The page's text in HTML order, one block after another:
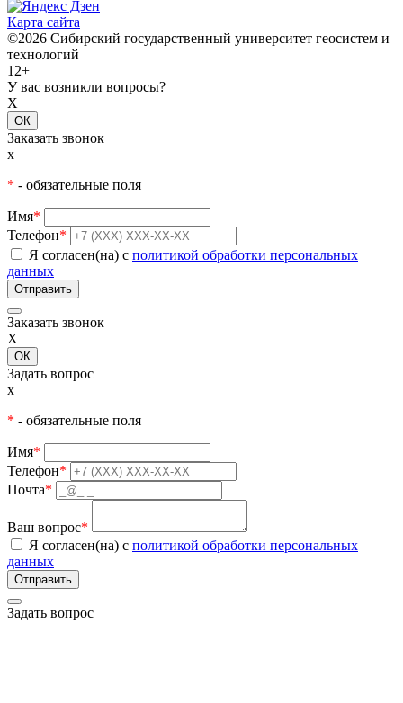
Карта сайта
©2026 Сибирский государственный университет геосистем и
технологий
12+
У вас возникли вопросы?
X
ОК
Заказать звонок
x
* - обязательные поля
Имя*
Телефон*
Я согласен(на) с политикой обработки персональных
данных
Заказать звонок
X
ОК
Задать вопрос
x
* - обязательные поля
Имя*
Телефон*
Почта*
Ваш вопрос*
Я согласен(на) с политикой обработки персональных
данных
Задать вопрос